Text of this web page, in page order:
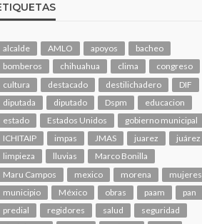
alcalde AMLO apoyos
bacheo
bomberos
chihuahua clima
congreso
cultura
destacado destilichadero
DIF
diputada
diputado Dspm
educacion
estado
Estados Unidos
gobierno municipal
ICHITAIP
impas JMAS juarez
juárez
limpieza
lluvias
Marco Bonilla
Maru Campos
mexico morena
mujeres
municipio
México obras paam
pan
predial
regidores salud
seguridad